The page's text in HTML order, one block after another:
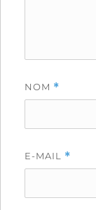
NOM *
E-MAIL *